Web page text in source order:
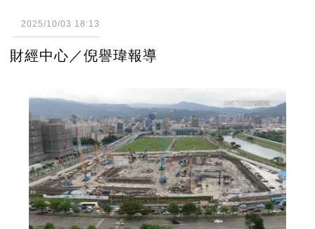
2025/10/03 18:13
財經中心／倪譽瑋報導